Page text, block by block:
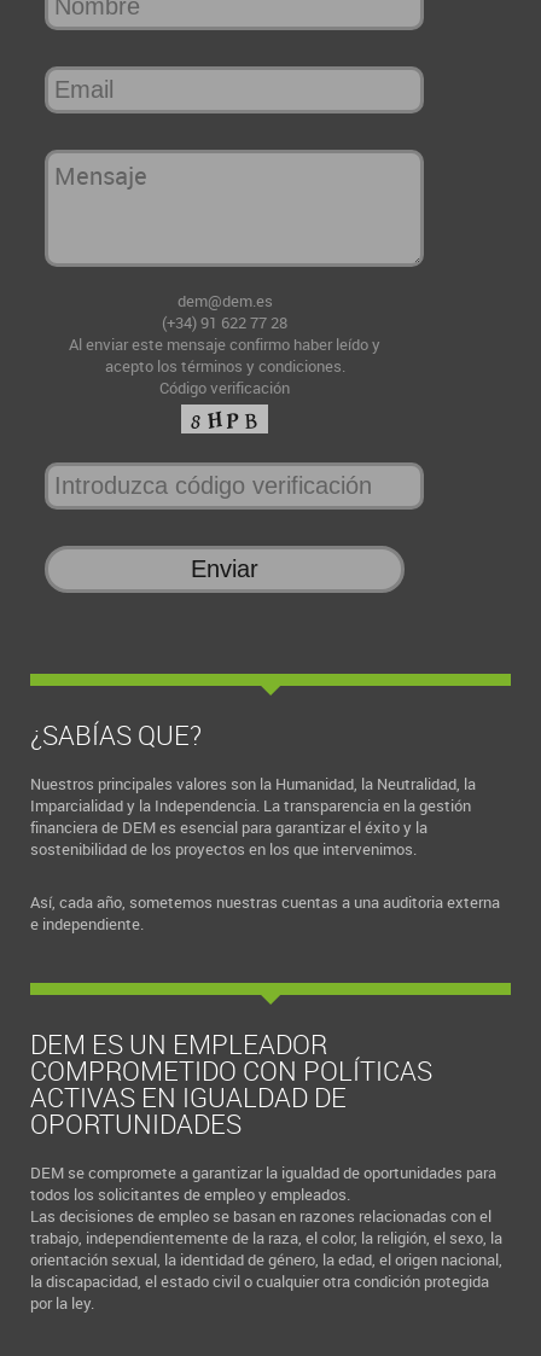
dem@dem.es
(+34) 91 622 77 28
Al enviar este mensaje confirmo haber leído y
acepto los términos y condiciones.
Código verificación
¿SABÍAS QUE?
Nuestros principales valores son la Humanidad, la Neutralidad, la
Imparcialidad y la Independencia. La transparencia en la gestión
financiera de DEM es esencial para garantizar el éxito y la
sostenibilidad de los proyectos en los que intervenimos.
Así, cada año, sometemos nuestras cuentas a una auditoria externa
e independiente.
DEM ES UN EMPLEADOR
COMPROMETIDO CON POLÍTICAS
ACTIVAS EN IGUALDAD DE
OPORTUNIDADES
DEM se compromete a garantizar la igualdad de oportunidades para
todos los solicitantes de empleo y empleados.
Las decisiones de empleo se basan en razones relacionadas con el
trabajo, independientemente de la raza, el color, la religión, el sexo, la
orientación sexual, la identidad de género, la edad, el origen nacional,
la discapacidad, el estado civil o cualquier otra condición protegida
por la ley.